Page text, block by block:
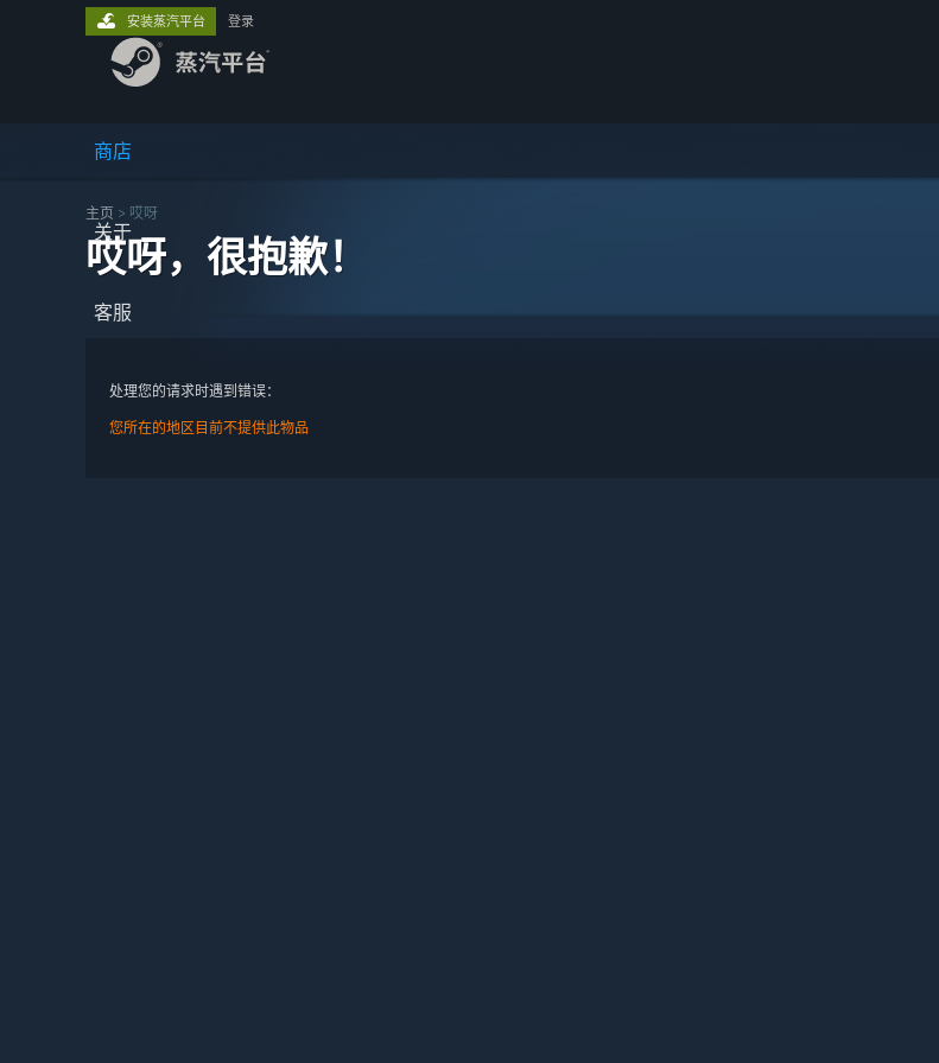
商店
关于
客服
安装蒸汽平台 登录
主页 > 哎呀
哎呀，很抱歉！
处理您的请求时遇到错误：
您所在的地区目前不提供此物品